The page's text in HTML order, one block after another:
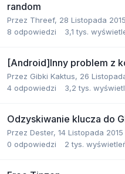
random
Przez Threef, 28 Listopada 2015
8 odpowiedzi 3,1 tys.
[Android]Inny problem z
Przez Gibki Kaktus, 26
4 odpowiedzi 3,2 tys.
Odzyskiwanie klucza do
Przez Dester, 14 Listopada 2015
0 odpowiedzi 2 tys.